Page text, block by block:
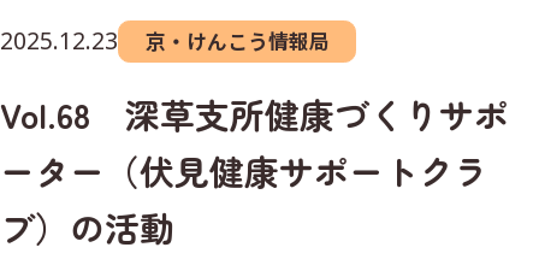
2025.12.23 京・けんこう情報局
Vol.68 深草支所健康づくりサポ
ーター（伏見健康サポートクラ
ブ）の活動